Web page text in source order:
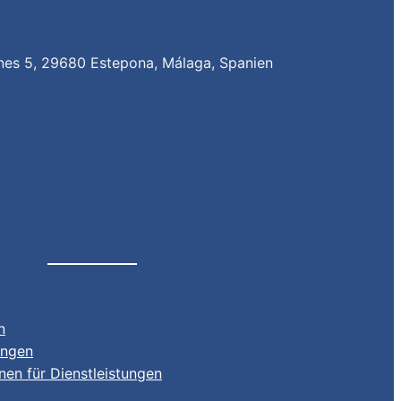
5, 29680 Estepona, Málaga, Spanien
für Dienstleistungen